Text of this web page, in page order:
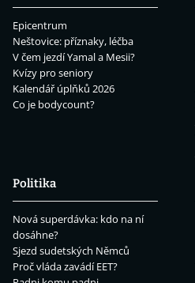
Epicentrum
Neštovice: příznaky, léčba
V čem jezdí Yamal a Mesii?
Kvízy pro seniory
Kalendář úplňků 2026
Co je bodycount?
Politika
Nová superdávka: kdo na ní
dosáhne?
Sjezd sudetských Němců
Proč vláda zavádí EET?